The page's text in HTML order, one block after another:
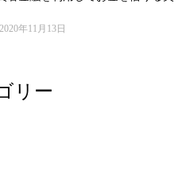
2020年11月13日
リー